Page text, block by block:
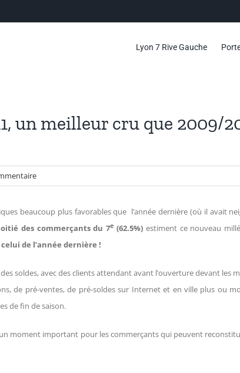
Lyon 7 Rive Gauche
un meilleur cru que 2009/
beaucoup plus favorables que l’année dernière (où il avait
des commerçants du 7e (62.5%) estiment ce nouveau
de l’année dernière !
soldes, avec des clients attendant avant l’ouverture devant
de pré-ventes, de pré-soldes sur Internet et en ville plus ou
de fin de saison.
moment important pour les commerçants qui peuvent